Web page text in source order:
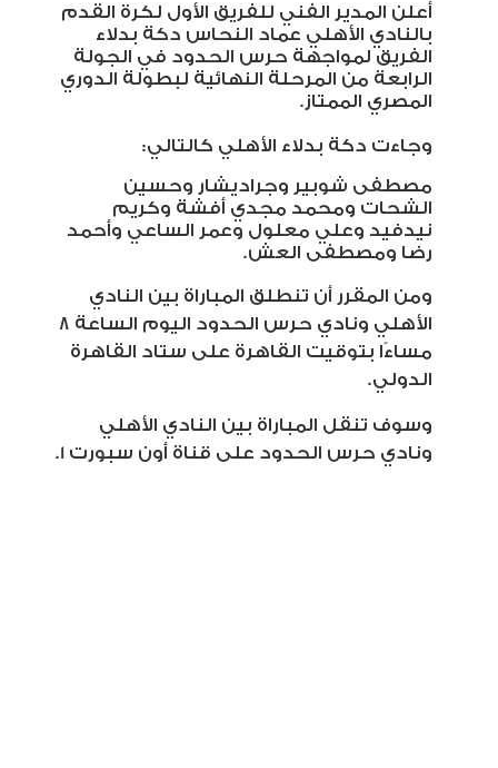
أعلن المدير الفني للفريق الأول لكرة القدم
بالنادي الأهلي عماد النحاس دكة بدلاء
الفريق لمواجهة حرس الحدود في الجولة
الرابعة من المرحلة النهائية لبطولة الدوري
المصري الممتاز .
وجاءت دكة بدلاء الأهلي كالتالي:
مصطفى شوبير وجراديشار وحسين
الشحات ومحمد مجدي أفشة وكريم
نيدفيد وعلي معلول وعمر الساعي وأحمد
رضا ومصطفى العش.
ومن المقرر أن تنطلق المباراة بين النادي
الأهلي ونادي حرس الحدود اليوم الساعة ٨
مساءًا بتوقيت القاهرة على ستاد القاهرة
الدولي.
وسوف تنقل المباراة بين النادي الأهلي
ونادي حرس الحدود على قناة أون سبورت 1.